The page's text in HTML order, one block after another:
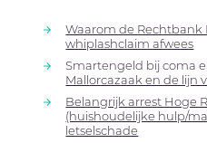
Waarom de Rechtbank
whiplashclaim afwees
Smartengeld bij coma
Mallorcazaak en de lijn
Belangrijk arrest Hoge
(huishoudelijke hulp/
letselschade